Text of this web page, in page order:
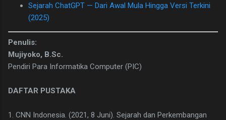
Sejarah ChatGPT — Dari Awal Mula Hingga Versi Terkini
(2025)
Penulis:
Mujiyoko, B.Sc.
Pendiri Para Informatika Computer (PIC)
DAFTAR PUSTAKA
1. CNN Indonesia. (2021, 8 Juni). Sejarah dan Perkembangan